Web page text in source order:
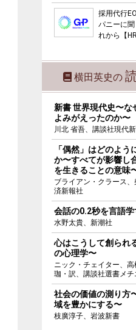
採用代行
パニーに
れから【
横田英史の
新書 世界現代史〜
よみがえったのか〜
川北 省吾、講談社現代
「偶然」はどのよ
か〜すべてが影響し
を生きることの意味
ブライアン・クラース
済新報社
会話の0.2秒を言語学
水野太貴、新潮社
心はこうして創られ
の心理学〜
ニック・チェイター、高
珈・訳、講談社選書メチ
社会の価値の測り方
域を豊かにする〜
枝廣淳子、岩波新書